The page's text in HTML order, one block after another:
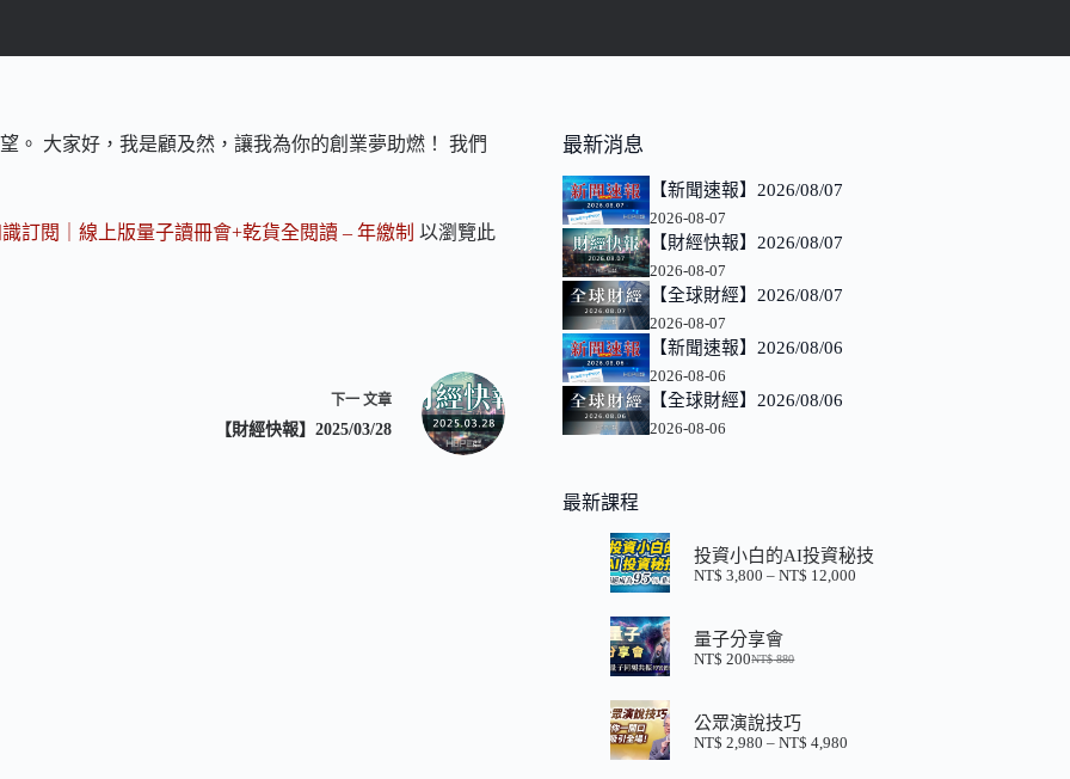
。 大家好，我是顧及然，讓我為你的創業夢助燃！ 我們
訂閱｜線上版量子讀冊會+乾貨全閱讀 – 年繳制 以瀏覽此
下一 文章
【財經快報】2025/03/28
最新消息
【新聞速報】2026/08/07
2026-08-07
【財經快報】2026/08/07
2026-08-07
【全球財經】2026/08/07
2026-08-07
【新聞速報】2026/08/06
2026-08-06
【全球財經】2026/08/06
2026-08-06
最新課程
投資小白的AI投資秘技
NT$ 3,800 – NT$ 12,000
量子分享會
NT$880
原
價
格：
NT$ 200
目
價
格：
公眾演說技巧
NT$ 2,980 – NT$ 4,980